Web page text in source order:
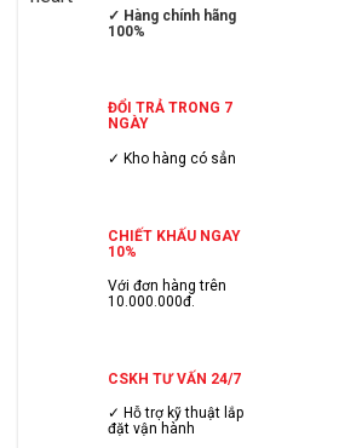
✓ Hàng chính hãng
100%
ĐỔI TRẢ TRONG 7
NGÀY
✓ Kho hàng có sẳn
CHIẾT KHẤU NGAY
10%
Với đơn hàng trên
10.000.000đ.
CSKH TƯ VẤN 24/7
✓ Hỗ trợ kỹ thuật lắp
đặt vận hành